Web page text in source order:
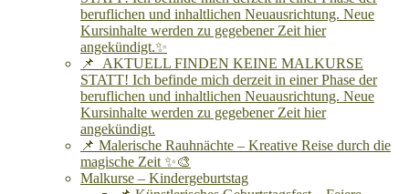
beruflichen und inhaltlichen Neuausrichtung. Neue
Kursinhalte werden zu gegebener Zeit hier
angekündigt.✨
📌 AKTUELL FINDEN KEINE MALKURSE
STATT! Ich befinde mich derzeit in einer Phase der
beruflichen und inhaltlichen Neuausrichtung. Neue
Kursinhalte werden zu gegebener Zeit hier
angekündigt.
📌 Malerische Rauhnächte – Kreative Reise durch die
magische Zeit ✨🎨
Malkurse – Kindergeburtstag